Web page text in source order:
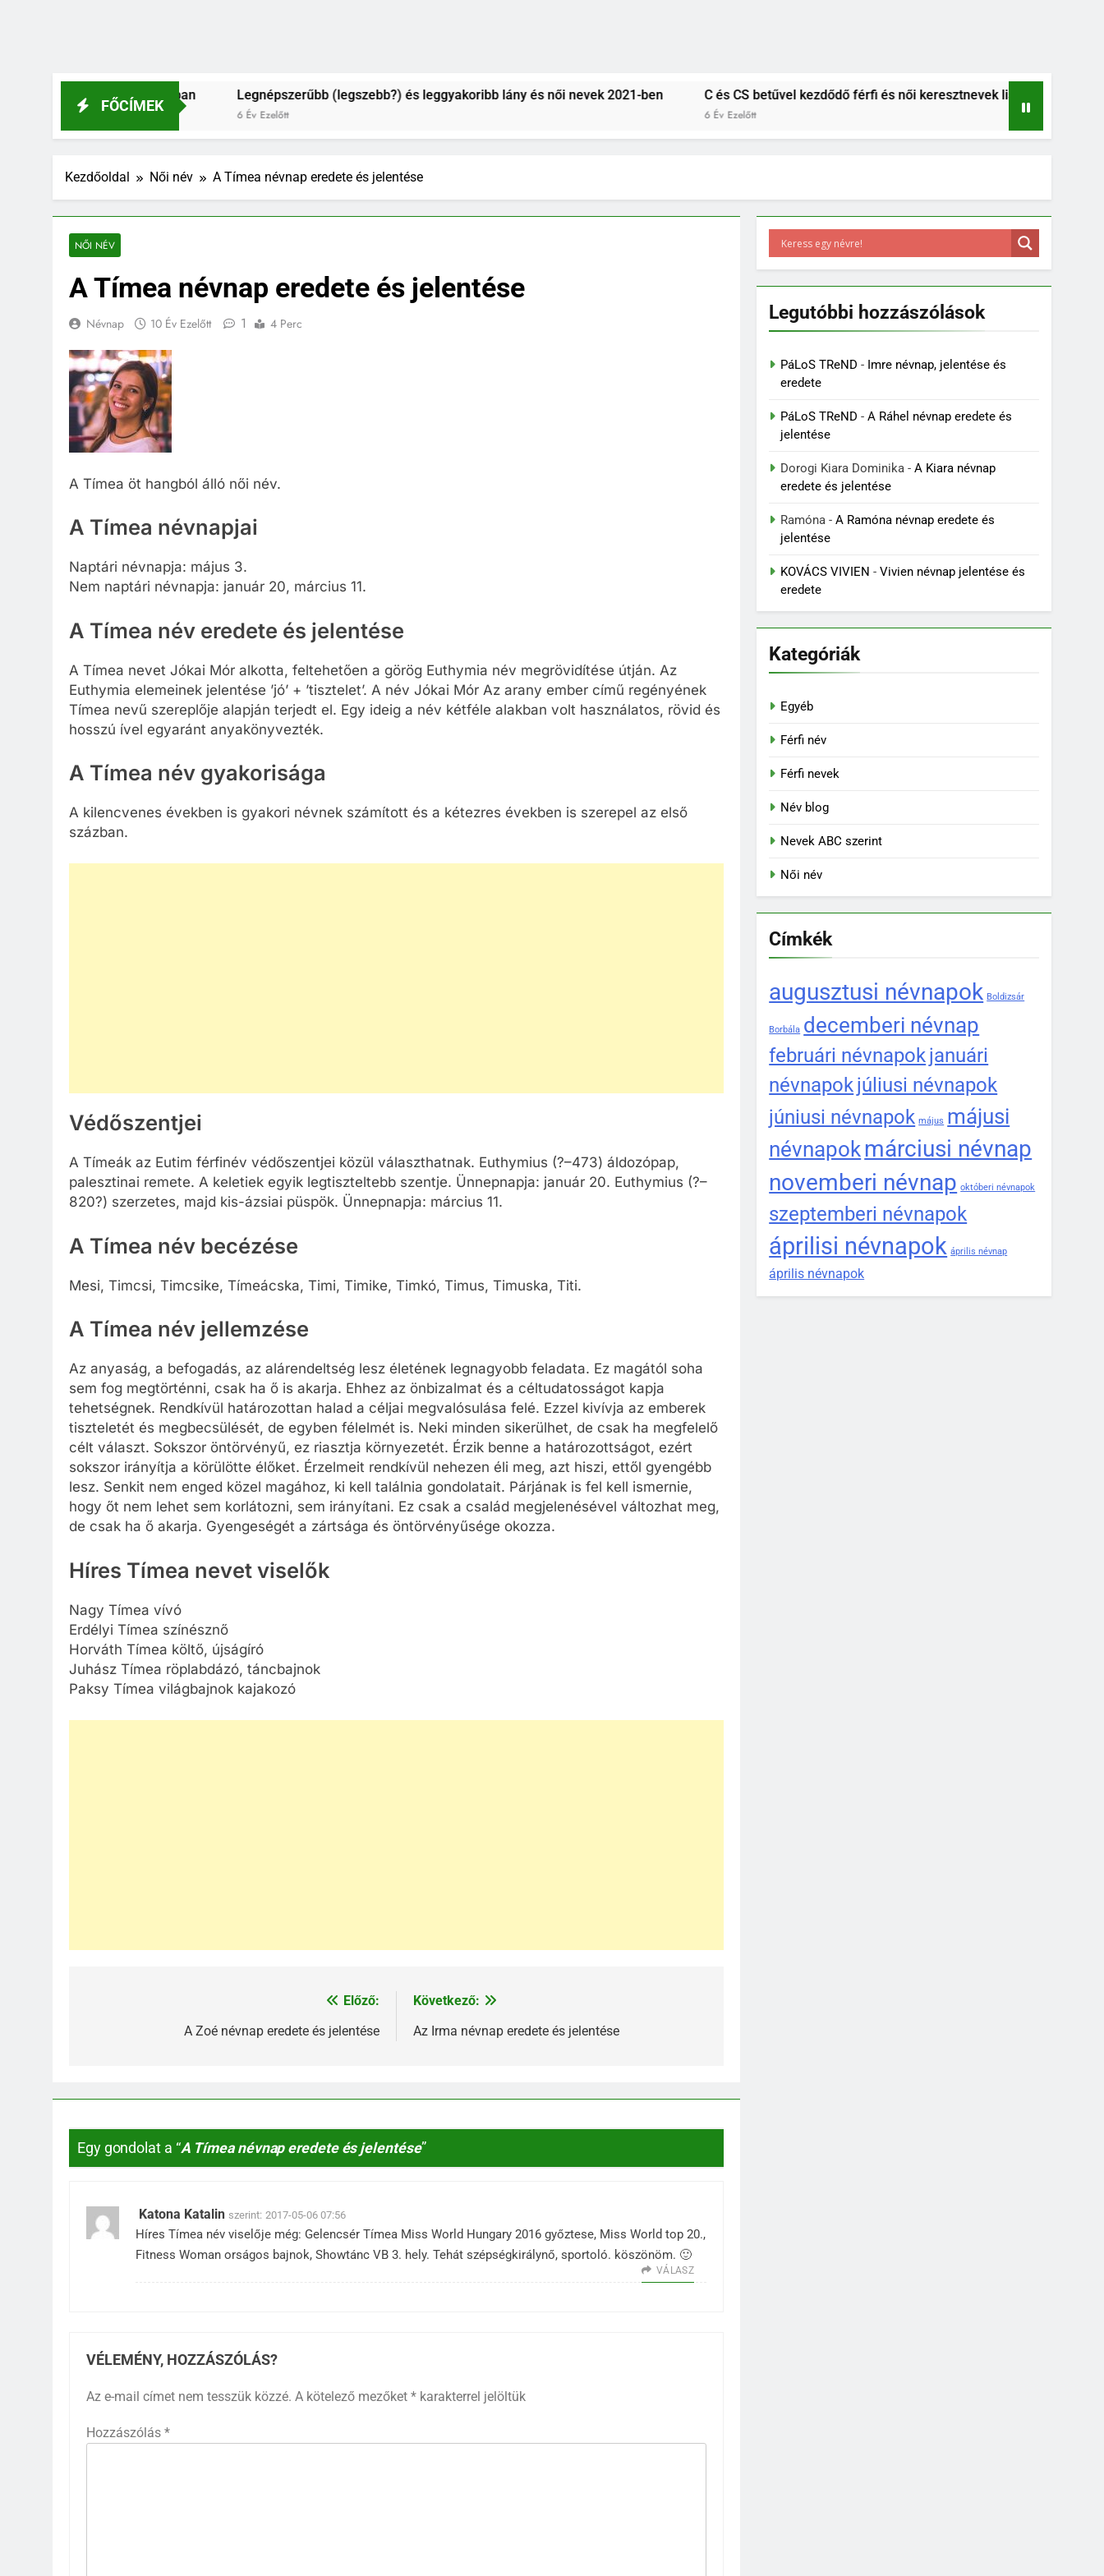
FŐCÍMEK
férfinevek 2021-ban Legnépszerűbb (legszebb?) és leggyakoribb lány és női nevek 2021-ben
6 Év Ezelőtt
C és CS betűvel kezdődő férfi és női keresztnevek listája
6 Év Ezelőtt
Kezdőoldal Női név A Tímea névnap eredete és jelentése
NŐI NÉV
A Tímea névnap eredete és jelentése
Névnap 10 Év Ezelőtt 1 4 Perc
A Tímea öt hangból álló női név.
A Tímea névnapjai
Naptári névnapja: május 3.
Nem naptári névnapja: január 20, március 11.
A Tímea név eredete és jelentése
A Tímea nevet Jókai Mór alkotta, feltehetően a görög Euthymia név megrövidítése útján. Az
Euthymia elemeinek jelentése ’jó’ + ’tisztelet’. A név Jókai Mór Az arany ember című regényének
Tímea nevű szereplője alapján terjedt el. Egy ideig a név kétféle alakban volt használatos, rövid és
hosszú ível egyaránt anyakönyvezték.
A Tímea név gyakorisága
A kilencvenes években is gyakori névnek számított és a kétezres években is szerepel az első
százban.
Védőszentjei
A Tímeák az Eutim férfinév védőszentjei közül választhatnak. Euthymius (?–473) áldozópap,
palesztinai remete. A keletiek egyik legtiszteltebb szentje. Ünnepnapja: január 20. Euthymius (?–
820?) szerzetes, majd kis-ázsiai püspök. Ünnepnapja: március 11.
A Tímea név becézése
Mesi, Timcsi, Timcsike, Tímeácska, Timi, Timike, Timkó, Timus, Timuska, Titi.
A Tímea név jellemzése
Az anyaság, a befogadás, az alárendeltség lesz életének legnagyobb feladata. Ez magától soha
sem fog megtörténni, csak ha ő is akarja. Ehhez az önbizalmat és a céltudatosságot kapja
tehetségnek. Rendkívül határozottan halad a céljai megvalósulása felé. Ezzel kivívja az emberek
tiszteletét és megbecsülését, de egyben félelmét is. Neki minden sikerülhet, de csak ha megfelelő
célt választ. Sokszor öntörvényű, ez riasztja környezetét. Érzik benne a határozottságot, ezért
sokszor irányítja a körülötte élőket. Érzelmeit rendkívül nehezen éli meg, azt hiszi, ettől gyengébb
lesz. Senkit nem enged közel magához, ki kell találnia gondolatait. Párjának is fel kell ismernie,
hogy őt nem lehet sem korlátozni, sem irányítani. Ez csak a család megjelenésével változhat meg,
de csak ha ő akarja. Gyengeségét a zártsága és öntörvényűsége okozza.
Híres Tímea nevet viselők
Nagy Tímea vívó
Erdélyi Tímea színésznő
Horváth Tímea költő, újságíró
Juhász Tímea röplabdázó, táncbajnok
Paksy Tímea világbajnok kajakozó
Előző:
A Zoé névnap eredete és jelentése
Következő:
Az Irma névnap eredete és jelentése
Egy gondolat a “A Tímea névnap eredete és jelentése”
Katona Katalin szerint: 2017-05-06 07:56
Híres Tímea név viselője még: Gelencsér Tímea Miss World Hungary 2016 győztese, Miss World top 20.,
Fitness Woman orságos bajnok, Showtánc VB 3. hely. Tehát szépségkirálynő, sportoló. köszönöm. 🙂
VÁLASZ
VÉLEMÉNY, HOZZÁSZÓLÁS?
Az e-mail címet nem tesszük közzé. A kötelező mezőket * karakterrel jelöltük
Hozzászólás *
Legutóbbi hozzászólások
PáLoS TReND - Imre névnap, jelentése és
eredete
PáLoS TReND -A Ráhel névnap eredete és
jelentése
Dorogi Kiara Dominika -A Kiara névnap
eredete és jelentése
Ramóna -A Ramóna névnap eredete és
jelentése
KOVÁCS VIVIEN -Vivien névnap jelentése és
eredete
Kategóriák
Egyéb
Férfi név
Férfi nevek
Név blog
Nevek ABC szerint
Női név
Címkék
augusztusi névnapok Boldizsár
Borbála decemberi névnap
februári névnapokjanuári
névnapokjúliusi névnapok
júniusi névnapok május májusi
névnapokmárciusi névnap
novemberi névnap októberi névnapok
szeptemberi névnapok
áprilisi névnapok április névnap
április névnapok